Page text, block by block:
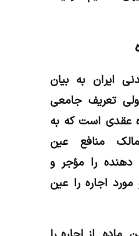
مدنی ایران به بیان
ولی تعریف جامعی
عقدی است که به
منافع عین
دهنده را مؤجر و
مورد اجاره را عین